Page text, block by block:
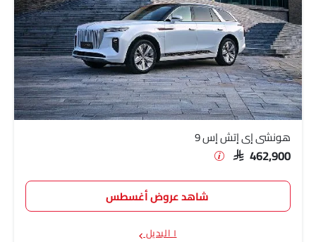
هونشي إي إتش إس 9
SAR 462,900
شاهد عروض أغسطس
١ البديل